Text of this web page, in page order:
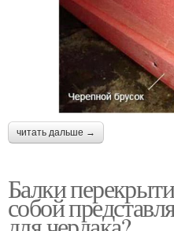
читать дальше →
Балки
собой